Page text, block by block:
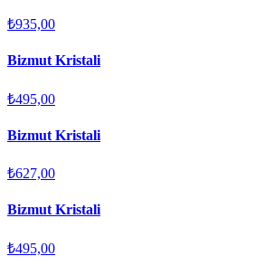
₺935,00
Bizmut Kristali
₺495,00
Bizmut Kristali
₺627,00
Bizmut Kristali
₺495,00